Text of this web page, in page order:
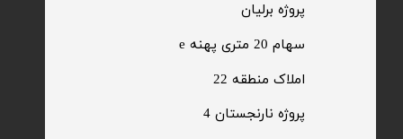
سهام 20 متری پهنه e​​​​​​​
​املاک منطقه 22
پروژه برلیان
پروژه نارنجستان 4